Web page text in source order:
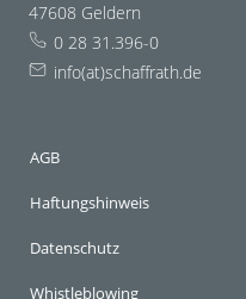
47608 Geldern
0 28 31.396-0
info(at)schaffrath.de
AGB
Haftungshinweis
Datenschutz
Whistleblowing